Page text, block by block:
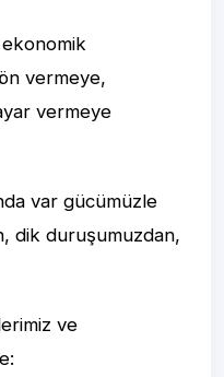
ekonomik
vermeye,
vermeye
var gücümüzle
dik duruşumuzdan,
ve